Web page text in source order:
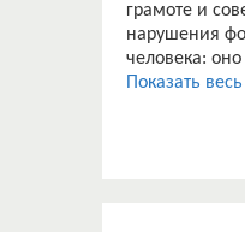
грамоте и
нарушения
человека:
развитие и
Показать весь